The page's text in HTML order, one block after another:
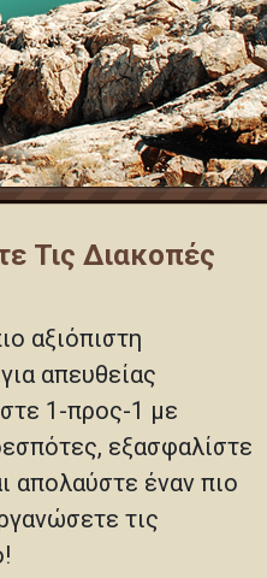
Τις Διακοπές
αξιόπιστη
απευθείας
1-προς-1 με
εξασφαλίστε
απολαύστε έναν πιο
τις